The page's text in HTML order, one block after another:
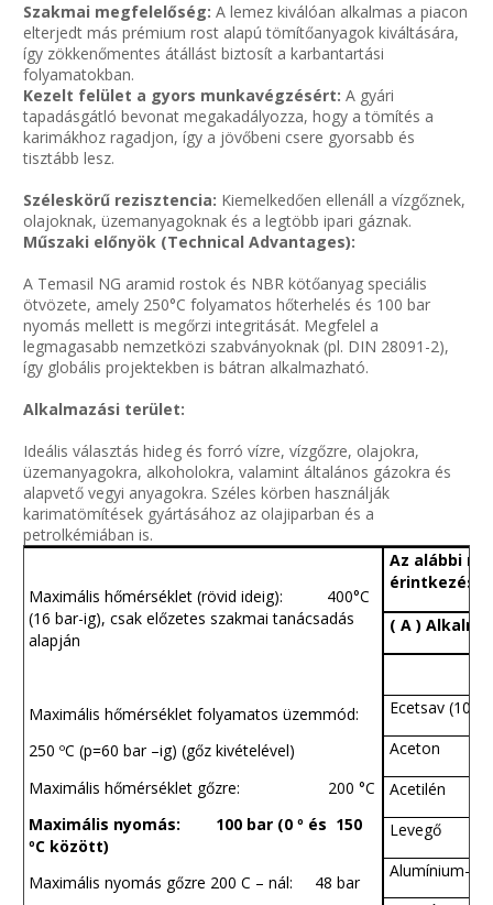
Szakmai megfelelőség:A lemez kiválóan alkalmas a piacon
elterjedt más prémium rost alapú tömítőanyagok kiváltására,
így zökkenőmentes átállást biztosít a karbantartási
folyamatokban.
Kezelt felület a gyors munkavégzésért:A gyári
tapadásgátló bevonat megakadályozza, hogy a tömítés a
karimákhoz ragadjon, így a jövőbeni csere gyorsabb és
tisztább lesz.
Széleskörű rezisztencia: Kiemelkedően ellenáll a vízgőznek,
olajoknak, üzemanyagoknak és a legtöbb ipari gáznak.
Műszaki előnyök (Technical Advantages):
A Temasil NG aramid rostok és NBR kötőanyag speciális
ötvözete, amely 250°C folyamatos hőterhelés és 100 bar
nyomás mellett is megőrzi integritását. Megfelel a
legmagasabb nemzetközi szabványoknak (pl. DIN 28091-2),
így globális projektekben is bátran alkalmazható.
Alkalmazási terület:
Ideális választás hideg és forró vízre, vízgőzre, olajokra,
üzemanyagokra, alkoholokra, valamint általános gázokra és
alapvető vegyi anyagokra. Széles körben használják
karimatömítések gyártásához az olajiparban és a
petrolkémiában is.
Maximális hőmérséklet (rövid ideig): 400°C
(16 bar-ig), csak előzetes szakmai tanácsadás
alapján
Maximális hőmérséklet folyamatos üzemmód:
250 ºC (p=60 bar –ig) (gőz kivételével)
Maximális hőmérséklet gőzre: 200 °C
Maximális nyomás: 100 bar (0 º és 150
ºC között)
Maximális nyomás gőzre 200 C – nál: 48 bar
Az alábbi
érintkezés
( A )
Ecetsav (100
Aceton
Acetilén
Levegő
Alumínium-